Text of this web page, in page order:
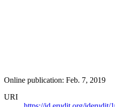
Online publication: Feb. 7, 2019
URI